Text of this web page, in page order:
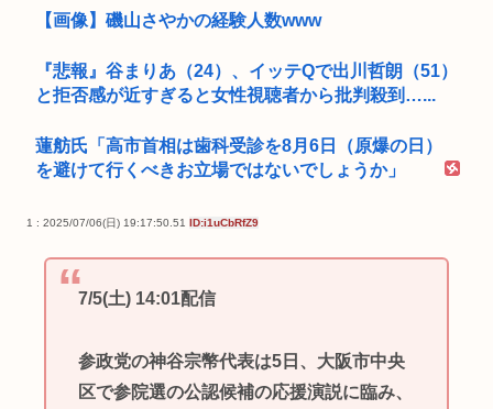
【画像】磯山さやかの経験人数www
『悲報』谷まりあ（24）、イッテQで出川哲朗（51）
と拒否感が近すぎると女性視聴者から批判殺到…...
蓮舫氏「高市首相は歯科受診を8月6日（原爆の日）
を避けて行くべきお立場ではないでしょうか」
1 : 2025/07/06(日) 19:17:50.51 ID:i1uCbRfZ9
7/5(土) 14:01配信
参政党の神谷宗幣代表は5日、大阪市中央
区で参院選の公認候補の応援演説に臨み、